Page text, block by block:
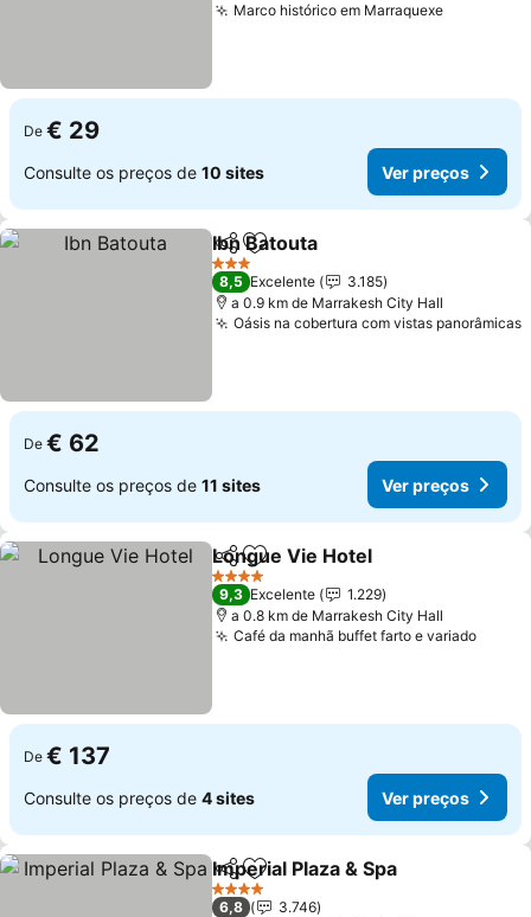
Marco histórico em MarraquexeVer
De € 29
Consulte os preços de 10 sites Ver preços
PartilharAdicionar aos favoritos
Ibn Batouta
3 Estrelas
8,5 Excelente
3.185
a 0.9 km de Marrakesh City Hall
Oásis na cobertura com vistas panorâmicas
De € 62
Consulte os preços de 11 sites Ver preços
PartilharAdicionar aos favoritos
Longue Vie Hotel
4 Estrelas
9,3 Excelente
1.229
a 0.8 km de Marrakesh City Hall
Café da manhã buffet farto e variadoVer
De € 137
Consulte os preços de 4 sites Ver preços
PartilharAdicionar aos favoritos
Imperial Plaza & Spa
4 Estrelas
6,8
3.746